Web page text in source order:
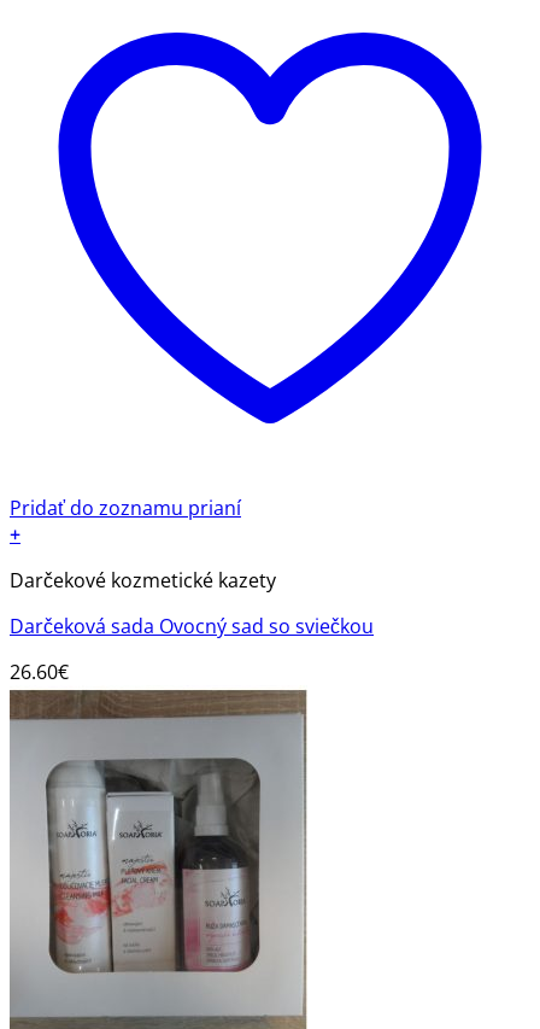
Pridať do zoznamu prianí
+
Darčekové kozmetické kazety
Darčeková sada Ovocný sad so sviečkou
26.60€